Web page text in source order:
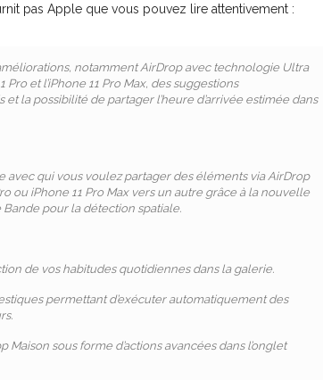
pas Apple que vous pouvez lire attentivement :
notamment AirDrop avec technologie Ultra
Pro et l’iPhone 11 Pro Max, des suggestions
et la possibilité de partager l’heure d’arrivée estimée dans
avec qui vous voulez partager des éléments via AirDrop
ou iPhone 11 Pro Max vers un autre grâce à la nouvelle
pour la détection spatiale.
de vos habitudes quotidiennes dans la galerie.
permettant d’exécuter automatiquement des
Maison sous forme d’actions avancées dans l’onglet